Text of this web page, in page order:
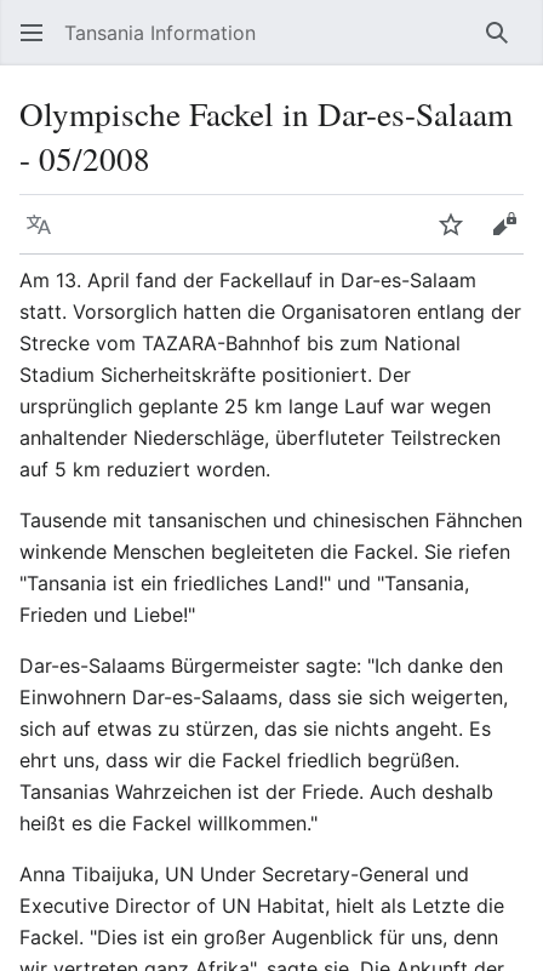
Tansania Information
Olympische Fackel in Dar-es-Salaam
- 05/2008
Sprache
Am 13. April fand der Fackellauf in Dar-es-Salaam
statt. Vorsorglich hatten die Organisatoren entlang der
Strecke vom TAZARA-Bahnhof bis zum National
Stadium Sicherheitskräfte positioniert. Der
ursprünglich geplante 25 km lange Lauf war wegen
anhaltender Niederschläge, überfluteter Teilstrecken
auf 5 km reduziert worden.
Tausende mit tansanischen und chinesischen Fähnchen
winkende Menschen begleiteten die Fackel. Sie riefen
"Tansania ist ein friedliches Land!" und "Tansania,
Frieden und Liebe!"
Dar-es-Salaams Bürgermeister sagte: "Ich danke den
Einwohnern Dar-es-Salaams, dass sie sich weigerten,
sich auf etwas zu stürzen, das sie nichts angeht. Es
ehrt uns, dass wir die Fackel friedlich begrüßen.
Tansanias Wahrzeichen ist der Friede. Auch deshalb
heißt es die Fackel willkommen."
Anna Tibaijuka, UN Under Secretary-General und
Executive Director of UN Habitat, hielt als Letzte die
Fackel. "Dies ist ein großer Augenblick für uns, denn